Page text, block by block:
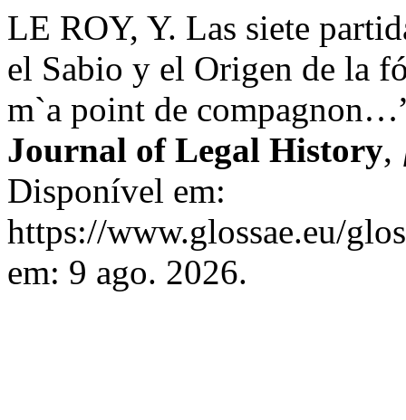
LE ROY, Y. Las siete
el Sabio y el Origen de la
m`a point de
Journal of Legal History,
Disponível em:
https://www.glossae.eu/
em: 9 ago. 2026.